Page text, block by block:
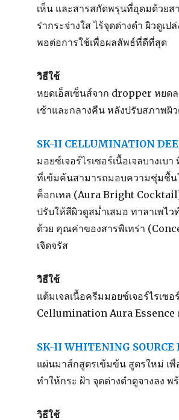
เห็น และสารสกัดพรุนที่อุดมด้วย
ร่ากระจ่างใส ไร้จุดด่างดำ ผิวดูเ
พอต่อการใช้เพื่อผลลัพธ์ที่ดีที่สุด
วิธีใช้
หยดเอ็สเซ็นส์จาก dropper หยดล
เช้าและกลางคืน หลังปรับสภาพผิ
SK-II CELLUMINATION
มอยซ์เจอร์ไรเซอร์เนื้อเจลบางเ
ที่เข้มค้นสามารถมอบความชุ่มชื้น
ค็อกเทล (Aura Bright
ปรับให้สีผิวดูสม่ำเสมอ ทาลาเพ
ด้วย คุณค่าของสารพิเทร่า
เจิดจรัส
วิธีใช้
แต้มเจลเนื้อครีมมอยซ์เจอร์ไรเซ
Cellumination Aura Essence
SK-II WHITENING
แผ่นมาส์กสูตรเข้มข้น สูตรใหม่ เ
ทำให้กระ ฝ้า จุดด่างดำดูจางลง
วิธีใช้